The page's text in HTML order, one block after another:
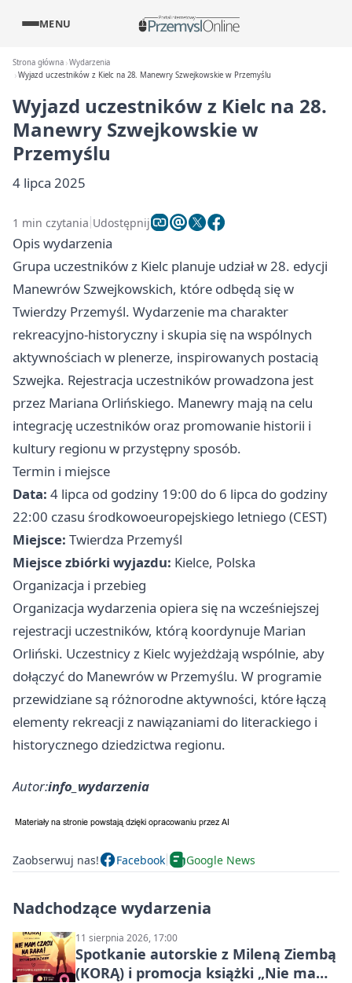
MENU
Strona główna Wydarzenia
Wyjazd uczestników z Kielc na 28. Manewry Szwejkowskie w Przemyślu
Wyjazd uczestników z Kielc na 28.
Manewry Szwejkowskie w
Przemyślu
4 lipca 2025
1 min czytania Udostępnij
Opis wydarzenia
Grupa uczestników z Kielc planuje udział w 28. edycji
Manewrów Szwejkowskich, które odbędą się w
Twierdzy Przemyśl. Wydarzenie ma charakter
rekreacyjno-historyczny i skupia się na wspólnych
aktywnościach w plenerze, inspirowanych postacią
Szwejka. Rejestracja uczestników prowadzona jest
przez Mariana Orlińskiego. Manewry mają na celu
integrację uczestników oraz promowanie historii i
kultury regionu w przystępny sposób.
Termin i miejsce
Data: 4 lipca od godziny 19:00 do 6 lipca do godziny
22:00 czasu środkowoeuropejskiego letniego (CEST)
Miejsce: Twierdza Przemyśl
Miejsce zbiórki wyjazdu: Kielce, Polska
Organizacja i przebieg
Organizacja wydarzenia opiera się na wcześniejszej
rejestracji uczestników, którą koordynuje Marian
Orliński. Uczestnicy z Kielc wyjeżdżają wspólnie, aby
dołączyć do Manewrów w Przemyślu. W programie
przewidziane są różnorodne aktywności, które łączą
elementy rekreacji z nawiązaniami do literackiego i
historycznego dziedzictwa regionu.
Autor:info_wydarzenia
Zaobserwuj nas! Facebook Google News
Nadchodzące wydarzenia
11 sierpnia 2026, 17:00
Spotkanie autorskie z Mileną Ziembą
(KORĄ) i promocja książki „Nie mam